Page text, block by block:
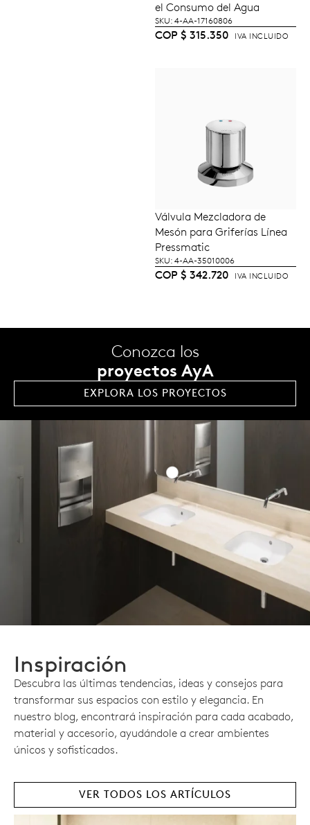
el Consumo del Agua
SKU: 4-AA-17160806
COP $ 315.350 IVA INCLUIDO
AÑADIR AL
CARRITO
Válvula Mezcladora de
Mesón para Griferías Línea
Pressmatic
SKU: 4-AA-35010006
COP $ 342.720 IVA INCLUIDO
Conozca los
proyectos AyA
EXPLORA LOS PROYECTOS
Inspiración
Descubra las últimas tendencias, ideas y consejos para
transformar sus espacios con estilo y elegancia. En
nuestro blog, encontrará inspiración para cada acabado,
material y accesorio, ayudándole a crear ambientes
únicos y sofisticados.
VER TODOS LOS ARTÍCULOS